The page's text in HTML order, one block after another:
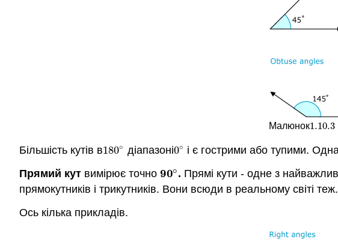
Малюнок1.10.3
1.10.3
Більшість кутів в180∘
180∘ діапазоні0∘
0∘ і є гострими або тупими.
Прямий кут вимірює точно 90∘
90∘. Прямі кути - одне з
прямокутників і трикутників. Вони всюди в реальному світі теж.
Ось кілька прикладів.